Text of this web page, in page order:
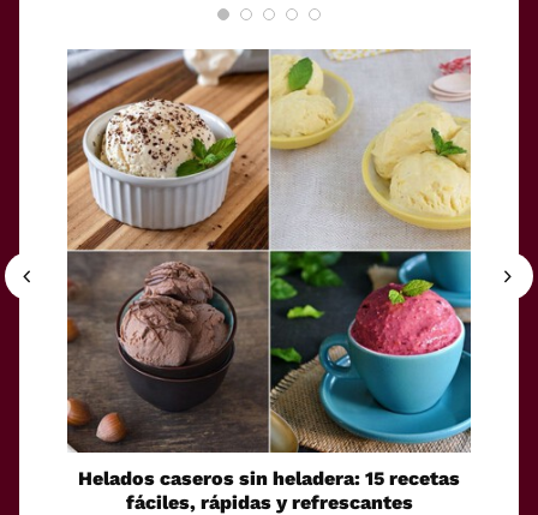
Helados caseros sin heladera: 15 recetas
fáciles, rápidas y refrescantes